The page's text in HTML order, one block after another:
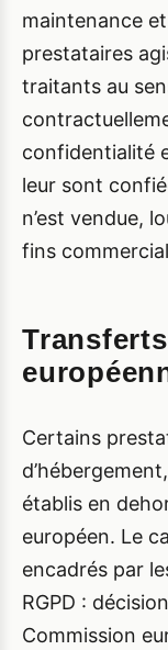
maintenance
prestataires
traitants au
confidentialité
leur sont
n’est vendue,
fins
Certains
établis en
européen. Le
encadrés par
RGPD :
Commission